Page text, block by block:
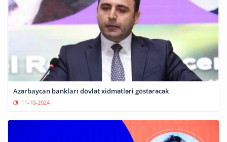
Azərbaycan bankları dövlət xidmətləri göstərəcək
11-10-2024